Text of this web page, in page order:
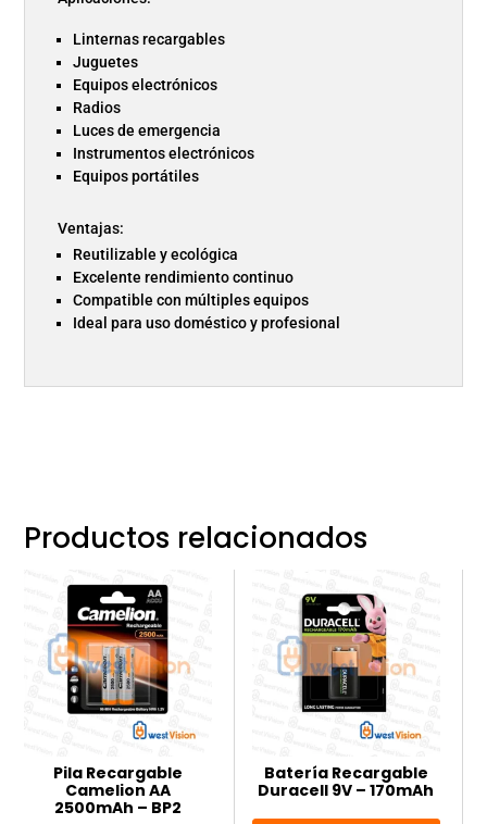
Linternas recargables
Juguetes
Equipos electrónicos
Radios
Luces de emergencia
Instrumentos electrónicos
Equipos portátiles
Ventajas:
Reutilizable y ecológica
Excelente rendimiento continuo
Compatible con múltiples equipos
Ideal para uso doméstico y profesional
Productos relacionados
Pila Recargable
Camelion AA
2500mAh – BP2
Batería Recargable
Duracell 9V – 170mAh